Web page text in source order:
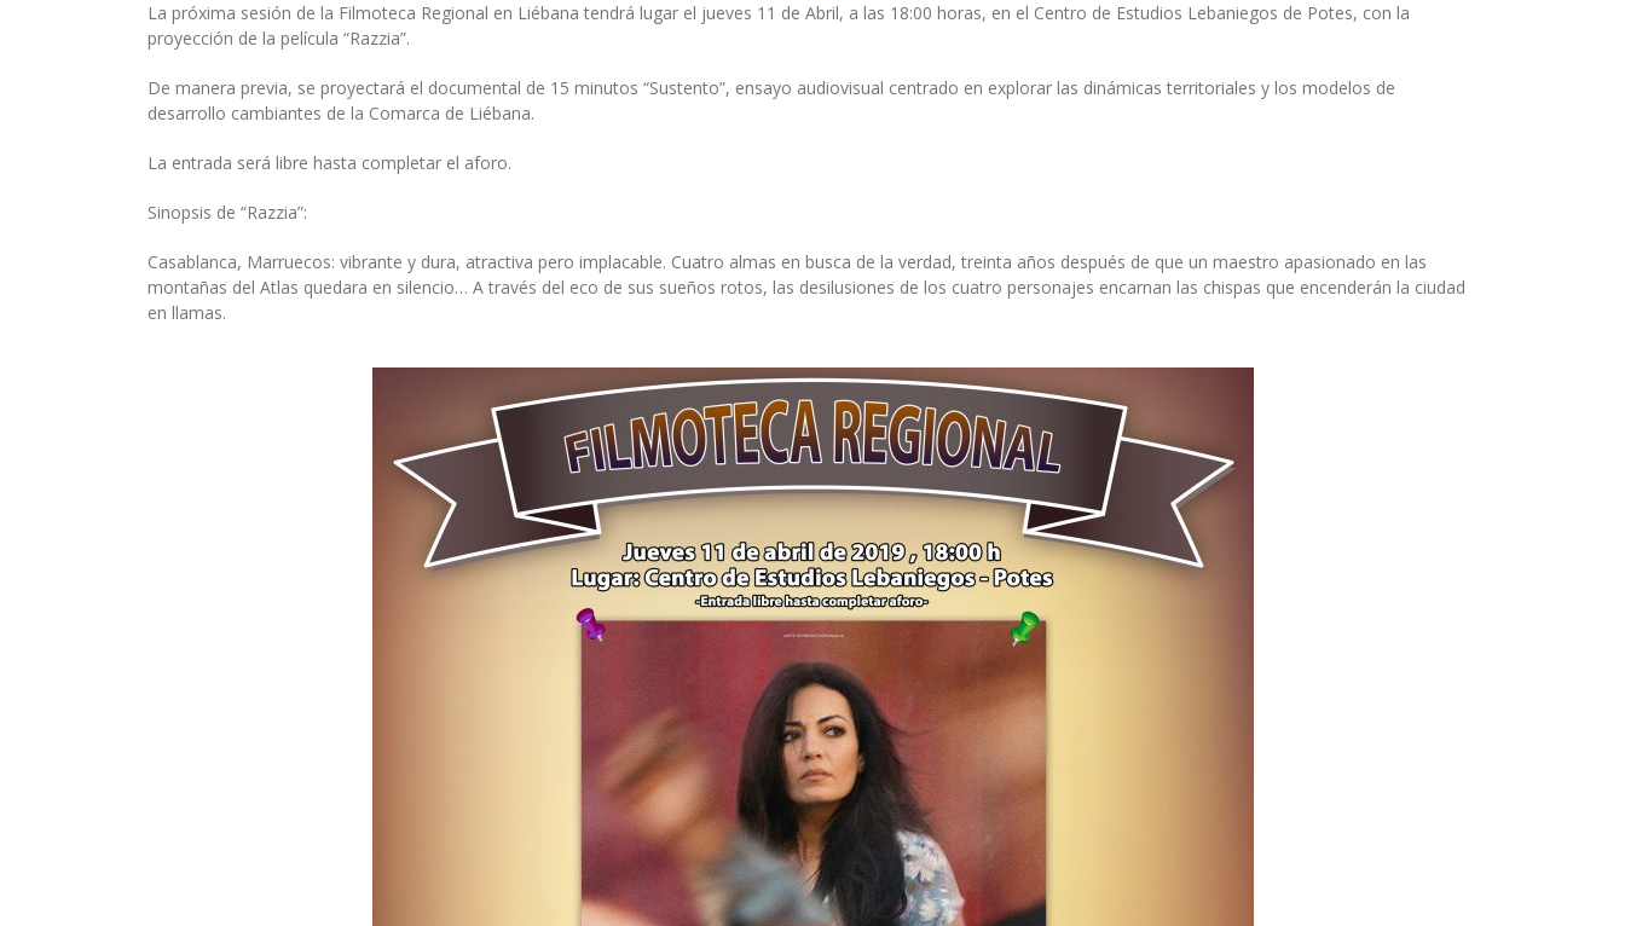
La próxima sesión de la Filmoteca Regional en Liébana tendrá lugar el jueves 11 de Abril, a las 18:00 horas, en el Centro de Estudios Lebaniegos de Potes, con la
proyección de la película “Razzia”.
De manera previa, se proyectará el documental de 15 minutos “Sustento”, ensayo audiovisual centrado en explorar las dinámicas territoriales y los modelos de
desarrollo cambiantes de la Comarca de Liébana.
La entrada será libre hasta completar el aforo.
Sinopsis de “Razzia”:
Casablanca, Marruecos: vibrante y dura, atractiva pero implacable. Cuatro almas en busca de la verdad, treinta años después de que un maestro apasionado en las
montañas del Atlas quedara en silencio… A través del eco de sus sueños rotos, las desilusiones de los cuatro personajes encarnan las chispas que encenderán la ciudad
en llamas.